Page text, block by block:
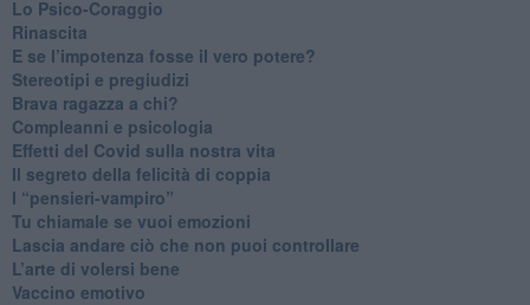
​Lo Psico-Coraggio
Rinascita
​E se l’impotenza fosse il vero potere?
Stereotipi e pregiudizi
​Brava ragazza a chi?
​Compleanni e psicologia
Effetti del Covid sulla nostra vita
Il segreto della felicità di coppia
​I “pensieri-vampiro”
​Tu chiamale se vuoi emozioni
​Lascia andare ciò che non puoi controllare
L’arte di volersi bene
​Vaccino emotivo